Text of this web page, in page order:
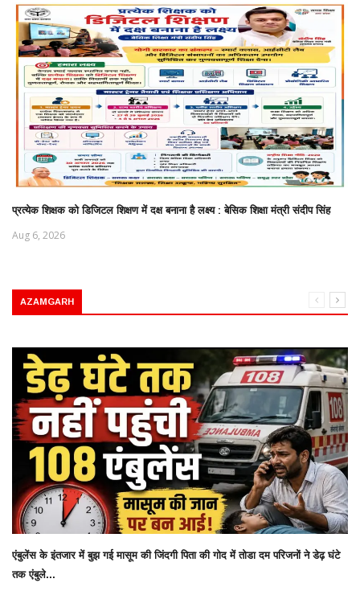
प्रत्येक शिक्षक को डिजिटल शिक्षण में दक्ष बनाना है लक्ष्य : बेसिक शिक्षा मंत्री संदीप सिंह
Aug 6, 2026
AZAMGARH
एंबुलेंस के इंतजार में बुझ गई मासूम की जिंदगी पिता की गोद में तोडा दम परिजनों ने डेढ़ घंटे
तक एंबुले...